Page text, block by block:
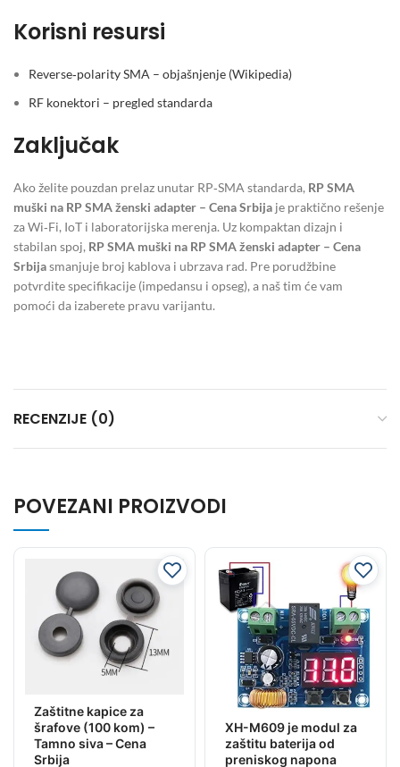
Korisni resursi
Reverse‑polarity SMA – objašnjenje (Wikipedia)
RF konektori – pregled standarda
Zaključak
Ako želite pouzdan prelaz unutar RP‑SMA standarda, RP SMA
muški na RP SMA ženski adapter – Cena Srbija je praktično rešenje
za Wi‑Fi, IoT i laboratorijska merenja. Uz kompaktan dizajn i
stabilan spoj, RP SMA muški na RP SMA ženski adapter – Cena
Srbijasmanjuje broj kablova i ubrzava rad. Pre porudžbine
potvrdite specifikacije (impedansu i opseg), a naš tim će vam
pomoći da izaberete pravu varijantu.
RECENZIJE (0)
POVEZANI PROIZVODI
Zaštitne kapice za
šrafove (100 kom) –
Tamno siva – Cena
Srbija
XH-M609 je modul za
zaštitu baterija od
preniskog napona